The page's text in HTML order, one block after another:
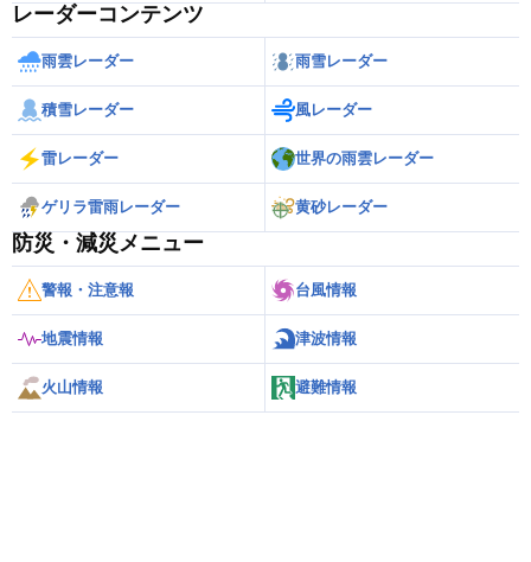
レーダーコンテンツ
雨雲レーダー 雨雪レーダー
積雪レーダー 風レーダー
雷レーダー 世界の雨雲レーダー
ゲリラ雷雨レーダー 黄砂レーダー
防災・減災メニュー
警報・注意報 台風情報
地震情報 津波情報
火山情報 避難情報